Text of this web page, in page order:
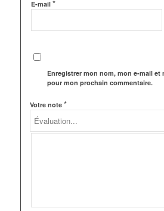
E-mail *
Enregistrer mon nom, mon e-mail et
pour mon prochain commentaire.
Votre note *